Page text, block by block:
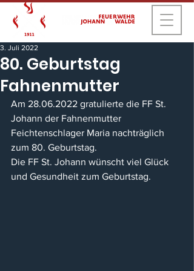
80. Geburtstag
Fahnenmutter
3. Juli 2022
Am 28.06.2022 gratulierte die FF St.
Johann der Fahnenmutter
Feichtenschlager Maria nachträglich
zum 80. Geburtstag.
Die FF St. Johann wünscht viel Glück
und Gesundheit zum Geburtstag.